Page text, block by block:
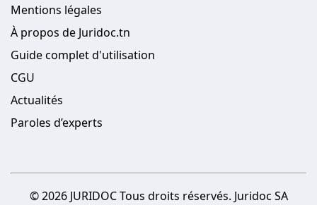
Mentions légales
À propos de Juridoc.tn
Guide complet d'utilisation
CGU
Actualités
Paroles d’experts
© 2026 JURIDOC Tous droits réservés. Juridoc SA